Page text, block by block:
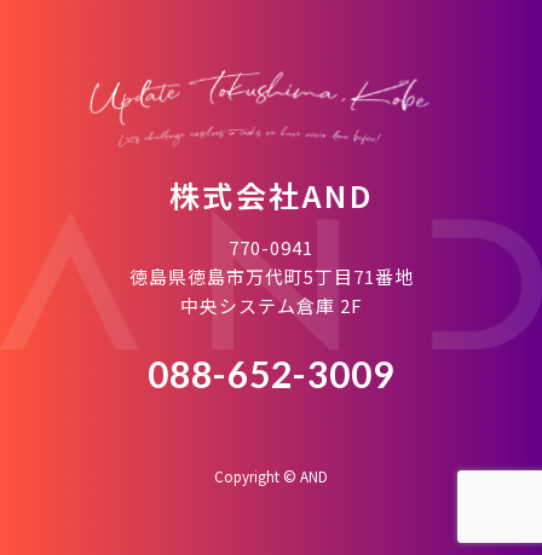
株式会社AND
770-0941
徳島県徳島市万代町5丁目71番地
中央システム倉庫 2F
088-652-3009
Copyright © AND